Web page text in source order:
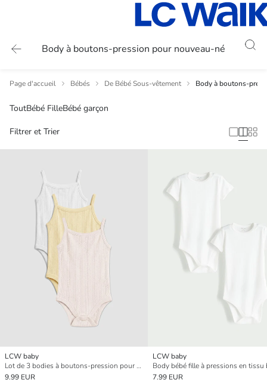
Body à boutons-pression pour nouveau-né
Page d'accueil Bébés De Bébé Sous-vêtement Body à boutons-
ToutBébé FilleBébé garçon
Filtrer et Trier
LCW baby
Lot de 3 bodies à boutons-pression pour bébé fille à col carré
9.99 EUR
LCW baby
7.99 EUR